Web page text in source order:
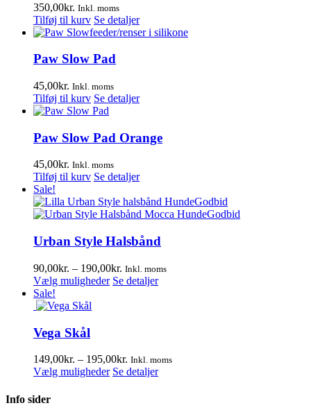
kan
vælges
på
varesiden
350,00kr. Inkl. moms
Tilføj til kurv Se detaljer
Paw Slow Pad
45,00kr. Inkl. moms
Tilføj til kurv Se detaljer
Paw Slow Pad Orange
45,00kr. Inkl. moms
Tilføj til kurv Se detaljer
Sale!
Urban Style Halsbånd
90,00kr. – 190,00kr. Prisinterval:
90,00kr.
Inkl. moms
Vælg muligheder Dette
kan
vælges
på
Se detaljer
Sale!
Vega Skål
149,00kr. – 195,00kr. Prisinterval:
149,00kr.
Inkl. moms
Vælg muligheder Dette
Se detaljer
Info sider